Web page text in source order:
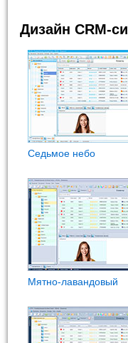
Дизайн CRM-
Седьмое небо
Мятно-лавандовый